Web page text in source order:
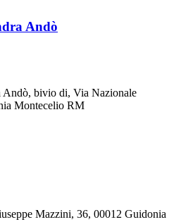
Andò
Andò, bivio di, Via Nazionale
Montecelio RM
Mazzini, 36, 00012 Guidonia